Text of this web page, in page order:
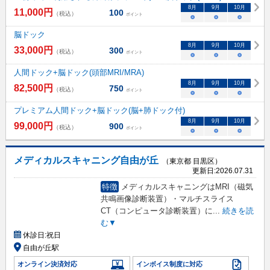
11,000円 （税込） 100 ポイント
8 月 9 月 10月
○ ○ ○
脳ドック
33,000円 （税込） 300 ポイント
8 月 9 月 10月
○ ○ ○
人間ドック+脳ドック(頭部MRI/MRA)
82,500円 （税込） 750 ポイント
8 月 9 月 10月
○ ○ ○
プレミアム人間ドック+脳ドック(脳+肺ドック付)
99,000円 （税込） 900 ポイント
8 月 9 月 10月
○ ○ ○
メディカルスキャニング自由が丘
（東京都 目黒区）
更新日:2026.07.31
特徴 メディカルスキャニングはMRI（磁気
共鳴画像診断装置）・マルチスライス
CT（コンピュータ診断装置）に... 続きを読
む▼
休診日:祝日
自由が丘駅
オンライン決済対応 インボイス制度に対応